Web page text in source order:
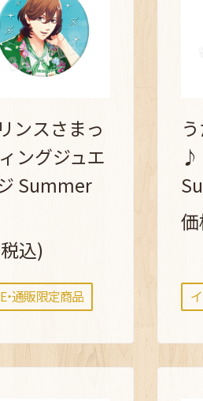
ンスさまっ
ングジュエ
Summer
込)
・通販限定商品
♪